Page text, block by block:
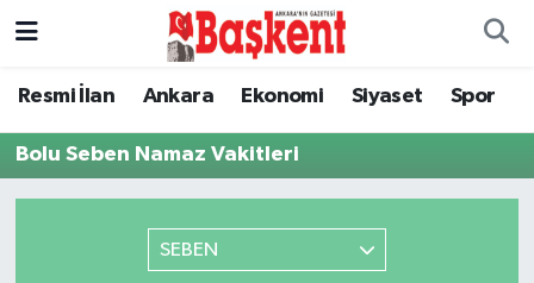
Resmi İlan Ankara Ekonomi Siyaset Spor
Bolu Seben Namaz Vakitleri
SEBEN
Ankara
Asayiş
Ankara Nöbetçi Eczaneler
Ankara Hava Durumu
Ankara Trafik Yoğunluk Haritası